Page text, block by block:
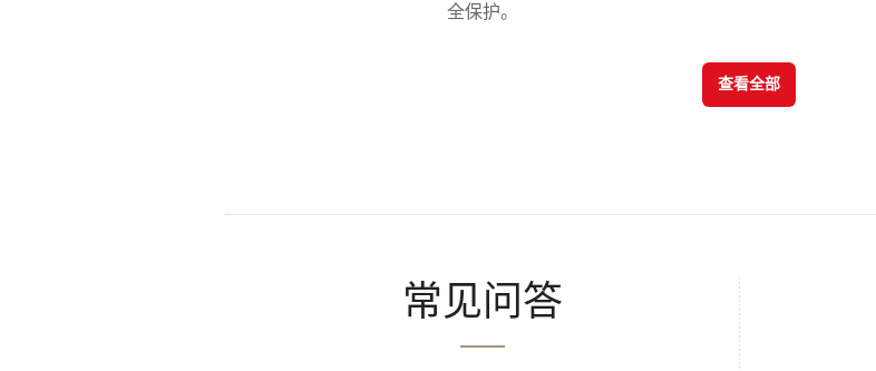
全保护。
查看全部
常见问答